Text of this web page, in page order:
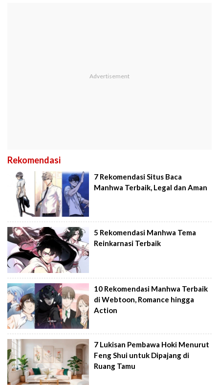
Rekomendasi
7 Rekomendasi Situs Baca
Manhwa Terbaik, Legal dan Aman
5 Rekomendasi Manhwa Tema
Reinkarnasi Terbaik
10 Rekomendasi Manhwa Terbaik
di Webtoon, Romance hingga
Action
7 Lukisan Pembawa Hoki Menurut
Feng Shui untuk Dipajang di
Ruang Tamu